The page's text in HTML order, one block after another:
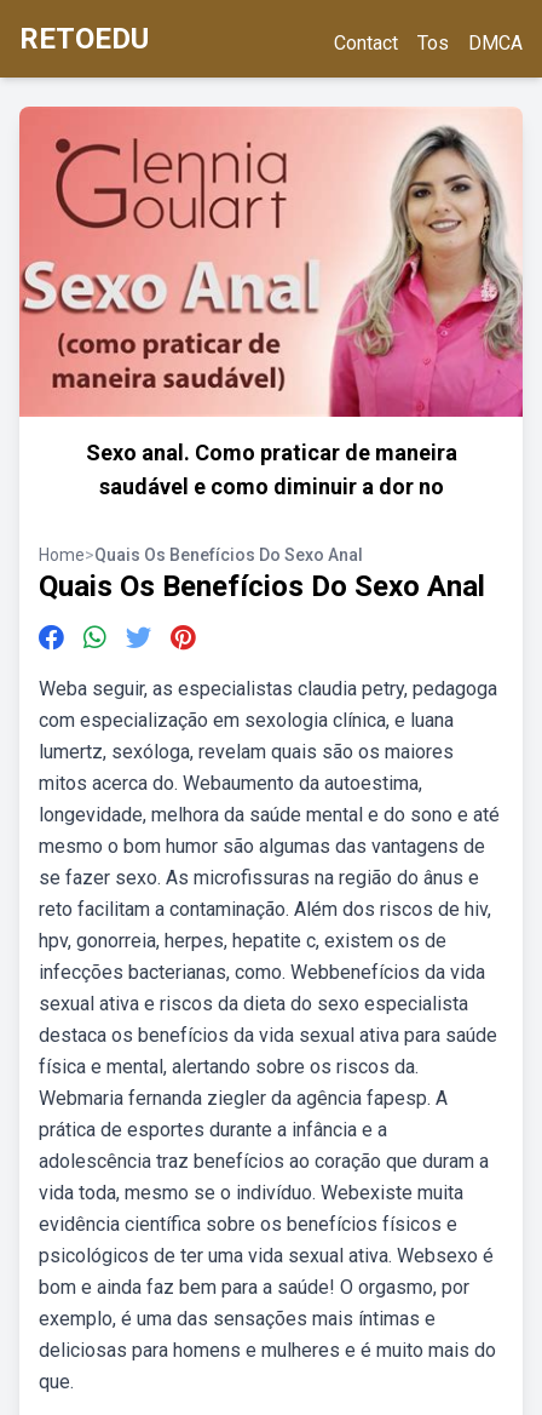
RETOEDU Contact Tos DMCA
Sexo anal. Como praticar de maneira
saudável e como diminuir a dor no
Home>Quais Os Benefícios Do Sexo Anal
Quais Os Benefícios Do Sexo Anal
Weba seguir, as especialistas claudia petry, pedagoga
com especialização em sexologia clínica, e luana
lumertz, sexóloga, revelam quais são os maiores
mitos acerca do. Webaumento da autoestima,
longevidade, melhora da saúde mental e do sono e até
mesmo o bom humor são algumas das vantagens de
se fazer sexo. As microfissuras na região do ânus e
reto facilitam a contaminação. Além dos riscos de hiv,
hpv, gonorreia, herpes, hepatite c, existem os de
infecções bacterianas, como. Webbenefícios da vida
sexual ativa e riscos da dieta do sexo especialista
destaca os benefícios da vida sexual ativa para saúde
física e mental, alertando sobre os riscos da.
Webmaria fernanda ziegler da agência fapesp. A
prática de esportes durante a infância e a
adolescência traz benefícios ao coração que duram a
vida toda, mesmo se o indivíduo. Webexiste muita
evidência científica sobre os benefícios físicos e
psicológicos de ter uma vida sexual ativa. Websexo é
bom e ainda faz bem para a saúde! O orgasmo, por
exemplo, é uma das sensações mais íntimas e
deliciosas para homens e mulheres e é muito mais do
que.